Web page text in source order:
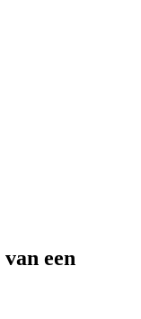
een